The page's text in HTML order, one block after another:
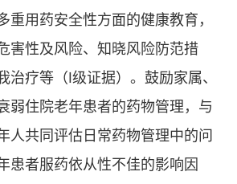
重用药安全性方面的健康教育，
害性及风险、知晓风险防范措
治疗等（Ⅰ级证据）。鼓励家属、
弱住院老年患者的药物管理，与
人共同评估日常药物管理中的问
患者服药依从性不佳的影响因